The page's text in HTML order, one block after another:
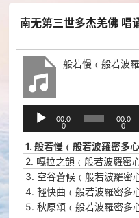
南无第三世多杰羌佛 唱
般若慢﹙般若波
播
放
器
00:0
0
00:0
0
1. 般若慢﹙般若波羅密多心
2. 嘎拉之韻﹙般若波羅密
3. 空谷蒼候﹙般若波羅密
4. 輕快曲﹙般若波羅密多
5. 秋原頌﹙般若波羅密多